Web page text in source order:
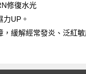
修復水光
UP。
緩解經常發炎、泛紅敏